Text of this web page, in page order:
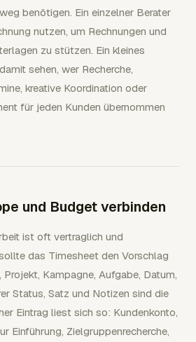
benötigen. Ein einzelner Berater
nutzen, um Rechnungen und
zu stützen. Ein kleines
sehen, wer Recherche,
kreative Koordination oder
für jeden Kunden übernommen
und Budget verbinden
ist oft vertraglich und
das Timesheet den Vorschlag
Kampagne, Aufgabe, Datum,
Status, Satz und Notizen sind die
Eintrag liest sich so: Kundenkonto,
Einführung, Zielgruppenrecherche,